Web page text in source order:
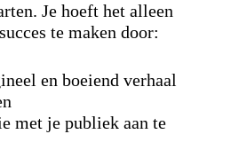
Je hoeft het alleen
te maken door:
en boeiend verhaal
met je publiek aan te